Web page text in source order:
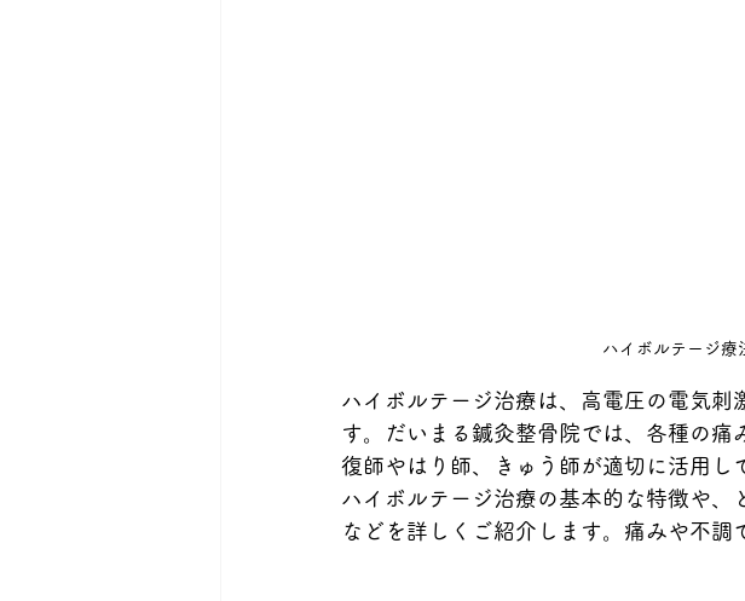
ハイボルテージ療
ハイボルテージ治療は、高電圧の電気
す。だいまる鍼灸整骨院では、各種の
復師やはり師、きゅう師が適切に活用し
ハイボルテージ治療の基本的な特徴や
などを詳しくご紹介します。痛みや不調